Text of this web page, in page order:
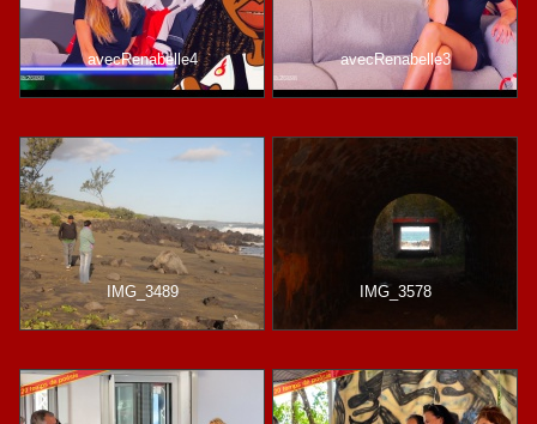
avecRenabelle4 avecRenabelle3
IMG_3489 IMG_3578